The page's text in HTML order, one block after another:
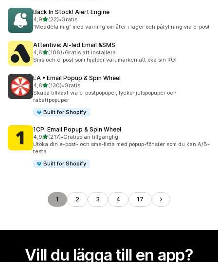
Back In Stock! Alert Engine
4,9av 5 stjärnor
(22)
22 recensioner totalt
•Gratis
”Meddela mig” med varning om åter i lager och påfyllning via e-post
Attentive: AI‑led Email &SMS
4,8av 5 stjärnor
(106)
106 recensioner totalt
•Gratis att installera
Sms och e-post som hjälper varumärken att öka sin ROI
EA • Email Popup & Spin Wheel
4,6av 5 stjärnor
(130)
130 recensioner totalt
•Gratis
Skapa tillväxt via e-postpopuper, lyckohjulspopuper och
rabattpopuper
Built for Shopify
1CP: Email Popup & Spin Wheel
4,9av 5 stjärnor
(217)
217 recensioner totalt
•Gratisplan tillgänglig
Utöka din e-post- och sms-lista med popup-fönster som du kan A/B-
testa
Built for Shopify
1 2 3 4 17
Vill du lägga till en app?